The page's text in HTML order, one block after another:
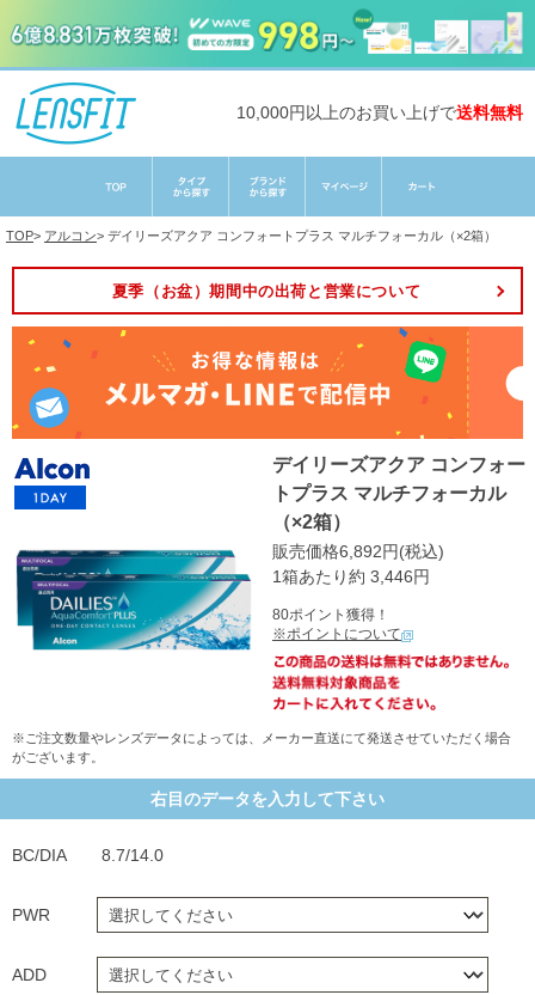
10,000円以上のお買い上げで送料無料
TOP> アルコン> デイリーズアクア コンフォートプラス マルチフォーカル（×2箱）
夏季（お盆）期間中の出荷と営業について
デイリーズアクア コンフォー
トプラス マルチフォーカル
（×2箱）
販売価格6,892円(税込)
1箱あたり約 3,446円
80ポイント獲得！
※ポイントについて
※ご注文数量やレンズデータによっては、メーカー直送にて発送させていただく場合
がございます。
右目のデータを入力して下さい
BC/DIA 8.7/14.0
PWR
ADD